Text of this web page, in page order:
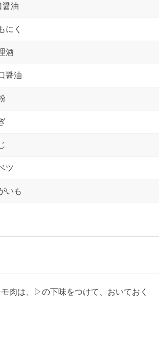
醤油
にく
酒
醤油
ツ
いも
肉は、▷の下味をつけて、おいておく